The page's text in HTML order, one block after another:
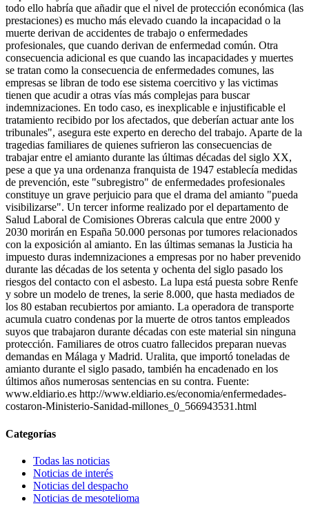
todo ello habría que añadir que el nivel de protección económica (las
prestaciones) es mucho más elevado cuando la incapacidad o la
muerte derivan de accidentes de trabajo o enfermedades
profesionales, que cuando derivan de enfermedad común. Otra
consecuencia adicional es que cuando las incapacidades y muertes
se tratan como la consecuencia de enfermedades comunes, las
empresas se libran de todo ese sistema coercitivo y las victimas
tienen que acudir a otras vías más complejas para buscar
indemnizaciones. En todo caso, es inexplicable e injustificable el
tratamiento recibido por los afectados, que deberían actuar ante los
tribunales", asegura este experto en derecho del trabajo. Aparte de la
tragedias familiares de quienes sufrieron las consecuencias de
trabajar entre el amianto durante las últimas décadas del siglo XX,
pese a que ya una ordenanza franquista de 1947 establecía medidas
de prevención, este "subregistro" de enfermedades profesionales
constituye un grave perjuicio para que el drama del amianto "pueda
visibilizarse". Un tercer informe realizado por el departamento de
Salud Laboral de Comisiones Obreras calcula que entre 2000 y
2030 morirán en España 50.000 personas por tumores relacionados
con la exposición al amianto. En las últimas semanas la Justicia ha
impuesto duras indemnizaciones a empresas por no haber prevenido
durante las décadas de los setenta y ochenta del siglo pasado los
riesgos del contacto con el asbesto. La lupa está puesta sobre Renfe
y sobre un modelo de trenes, la serie 8.000, que hasta mediados de
los 80 estaban recubiertos por amianto. La operadora de transporte
acumula cuatro condenas por la muerte de otros tantos empleados
suyos que trabajaron durante décadas con este material sin ninguna
protección. Familiares de otros cuatro fallecidos preparan nuevas
demandas en Málaga y Madrid. Uralita, que importó toneladas de
amianto durante el siglo pasado, también ha encadenado en los
últimos años numerosas sentencias en su contra. Fuente:
www.eldiario.es http://www.eldiario.es/economia/enfermedades-
costaron-Ministerio-Sanidad-millones_0_566943531.html
Categorías
Todas las noticias
Noticias de interés
Noticias del despacho
Noticias de mesotelioma